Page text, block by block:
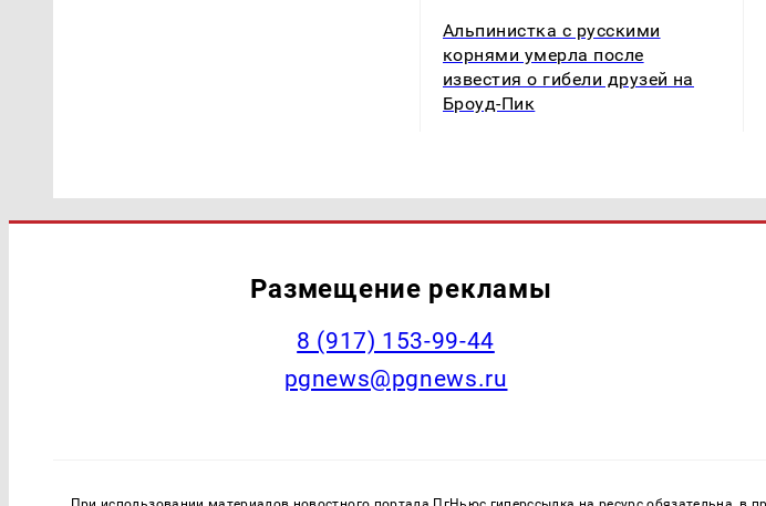
Альпинистка с русскими
корнями умерла после
известия о гибели друзей на
Броуд-Пик
Размещение рекламы
‭8 (917) 153-99-44
pgnews@pgnews.ru